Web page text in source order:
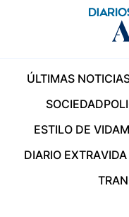
ÚLTIMAS
SOCIEDAD
ESTILO DE VIDA
DIARIO EXTRA